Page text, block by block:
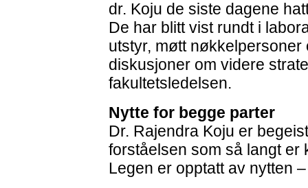
dr. Koju de siste dagene
De har blitt vist rundt i
utstyr, møtt
diskusjoner om videre
fakultetsledelsen.
Nytte for begge parter
Dr. Rajendra Koju er
forståelsen som så langt er
Legen er opptatt av nytten